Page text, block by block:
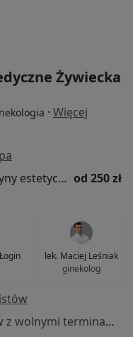
Żywiecka
· Więcej
Konsultacja z zakresu medycyny estetycznej od 250 zł
lek. Maciej Leśniak
ginekolog
Brak dostępnych specjalistów z wolnymi terminami w tym centrum medycznym.